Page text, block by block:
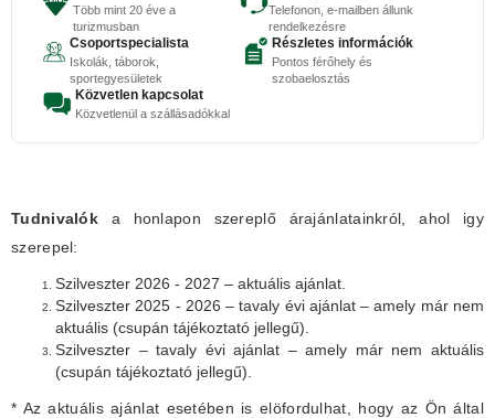
Több mint 20 éve a
turizmusban
Telefonon, e-mailben állunk
rendelkezésre
Csoportspecialista
Iskolák, táborok,
sportegyesületek
Részletes információk
Pontos férőhely és
szobaelosztás
Közvetlen kapcsolat
Közvetlenül a szállásadókkal
Tudnivalók a honlapon szereplő árajánlatainkról, ahol igy
szerepel:
Szilveszter 2026 - 2027 – aktuális ajánlat.
Szilveszter 2025 - 2026 – tavaly évi ajánlat – amely már nem
aktuális (csupán tájékoztató jellegű).
Szilveszter – tavaly évi ajánlat – amely már nem aktuális
(csupán tájékoztató jellegű).
* Az aktuális ajánlat esetében is elöfordulhat, hogy az Ön által